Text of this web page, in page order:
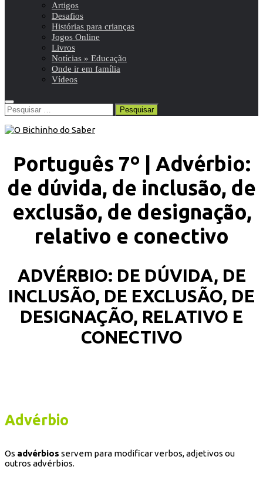
Artigos
Desafios
Histórias para crianças
Jogos Online
Livros
Notícias » Educação
Onde ir em família
Vídeos
Pesquisar
por:
Português 7º | Advérbio:
de dúvida, de inclusão, de
exclusão, de designação,
relativo e conectivo
ADVÉRBIO: DE DÚVIDA, DE
INCLUSÃO, DE EXCLUSÃO, DE
DESIGNAÇÃO, RELATIVO E
CONECTIVO
Advérbio
Os advérbios servem para modificar verbos, adjetivos ou
outros advérbios.